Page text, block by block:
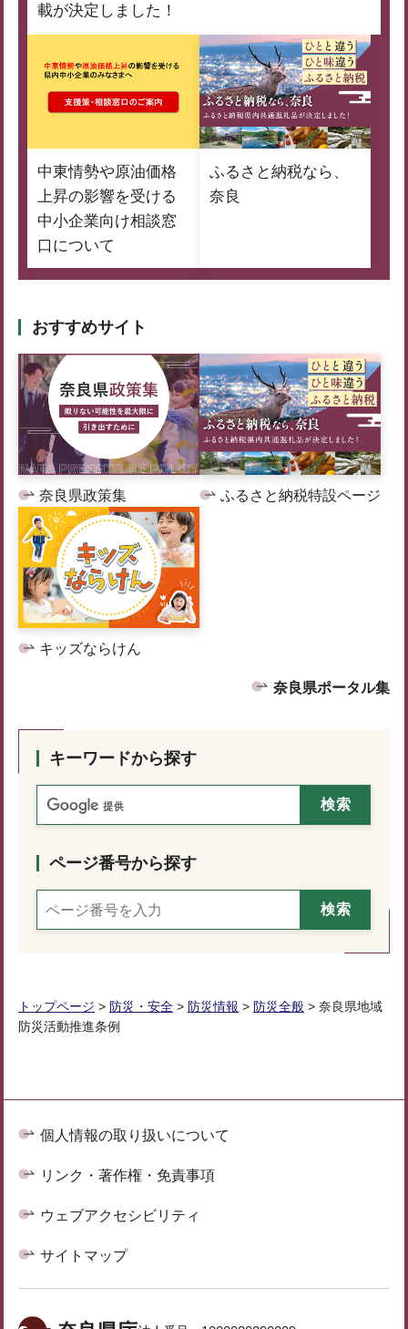
載が決定しました！
中東情勢や原油価格
上昇の影響を受ける
中小企業向け相談窓
口について
ふるさと納税なら、
奈良
おすすめサイト
奈良県政策集 ふるさと納税特設ページ
キッズならけん
奈良県ポータル集
キーワードから探す
ページ番号から探す
トップページ > 防災・安全 > 防災情報 > 防災全般 > 奈良県地域
防災活動推進条例
個人情報の取り扱いについて
リンク・著作権・免責事項
ウェブアクセシビリティ
サイトマップ